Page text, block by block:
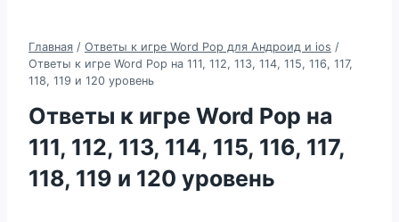
Главная / Ответы к игре Word Pop для Андроид и ios /
Ответы к игре Word Pop на 111, 112, 113, 114, 115, 116, 117,
118, 119 и 120 уровень
Ответы к игре Word Pop на
111, 112, 113, 114, 115, 116, 117,
118, 119 и 120 уровень